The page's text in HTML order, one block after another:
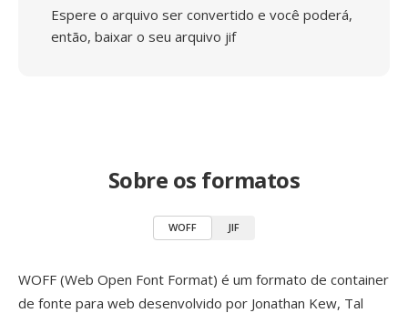
Espere o arquivo ser convertido e você poderá,
então, baixar o seu arquivo jif
Sobre os formatos
WOFF JIF
WOFF (Web Open Font Format) é um formato de container
de fonte para web desenvolvido por Jonathan Kew, Tal